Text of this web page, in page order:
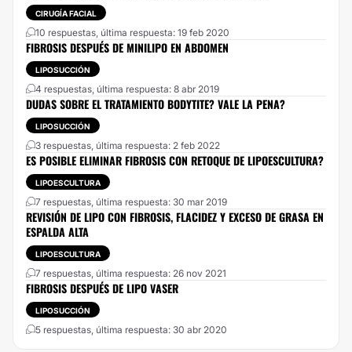
CIRUGÍA FACIAL
10 respuestas, última respuesta: 19 feb 2020
FIBROSIS DESPUÉS DE MINILIPO EN ABDOMEN
LIPOSUCCIÓN
4 respuestas, última respuesta: 8 abr 2019
DUDAS SOBRE EL TRATAMIENTO BODYTITE? VALE LA PENA?
LIPOSUCCIÓN
3 respuestas, última respuesta: 2 feb 2022
ES POSIBLE ELIMINAR FIBROSIS CON RETOQUE DE LIPOESCULTURA?
LIPOESCULTURA
7 respuestas, última respuesta: 30 mar 2019
REVISIÓN DE LIPO CON FIBROSIS, FLACIDEZ Y EXCESO DE GRASA EN
ESPALDA ALTA
LIPOESCULTURA
7 respuestas, última respuesta: 26 nov 2021
FIBROSIS DESPUÉS DE LIPO VASER
LIPOSUCCIÓN
5 respuestas, última respuesta: 30 abr 2020